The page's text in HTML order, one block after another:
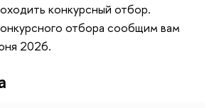
конкурсный отбор.
отбора сообщим вам
2026.